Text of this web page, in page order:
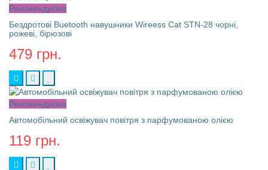
Рекомендуємо
Бездротові Buetooth навушники Wireess Cat STN-28 чорні,
рожеві, бірюзові
479 грн.
Рекомендуємо
Автомобільний освіжувач повітря з парфумованою олією
119 грн.